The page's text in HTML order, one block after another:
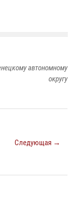
автономному
округу
Следующая →